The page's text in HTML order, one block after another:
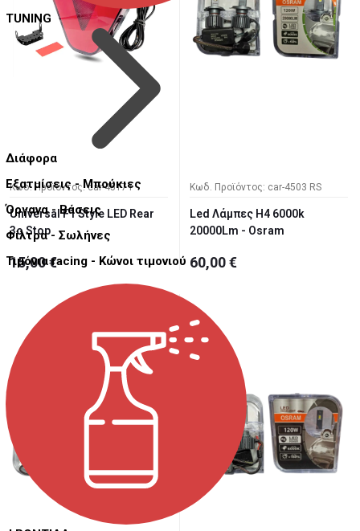
TUNING
Διάφορα
Εξατμίσεις - Μπούκιες
Όργανα - Βάσεις
Φίλτρα - Σωλήνες
Τιμόνια racing - Κώνοι τιμονιού
Κωδ. Προϊόντος: car-4517 r
Universal F1 Style LED Rear
3ο Stop
15,00 €
Κωδ. Προϊόντος: car-4503 RS
Led Λάμπες H4 6000k
20000Lm - Osram
60,00 €